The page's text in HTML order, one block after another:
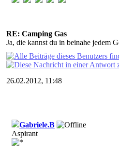
RE: Camping Gas
Ja, die kannst du in beinahe jedem
26.02.2012, 11:48
Gabriele.B
Aspirant